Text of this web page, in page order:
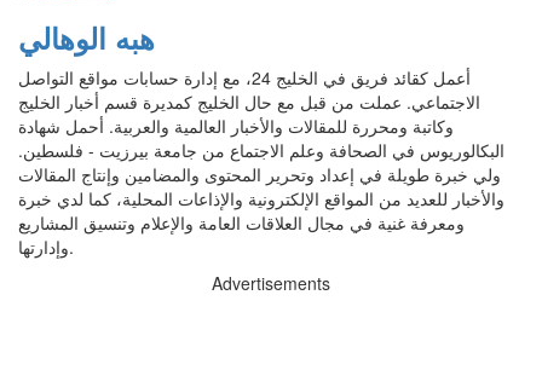
هبه الوهالي
أعمل كقائد فريق في الخليج 24، مع إدارة حسابات مواقع التواصل
الاجتماعي. عملت من قبل مع حال الخليج كمديرة قسم أخبار الخليج
وكاتبة ومحررة للمقالات والأخبار العالمية والعربية. أحمل شهادة
البكالوريوس في الصحافة وعلم الاجتماع من جامعة بيرزيت - فلسطين.
ولي خبرة طويلة في إعداد وتحرير المحتوى والمضامين وإنتاج المقالات
والأخبار للعديد من المواقع الإلكترونية والإذاعات المحلية، كما لدي خبرة
ومعرفة غنية في مجال العلاقات العامة والإعلام وتنسيق المشاريع
وإدارتها.
Advertisements